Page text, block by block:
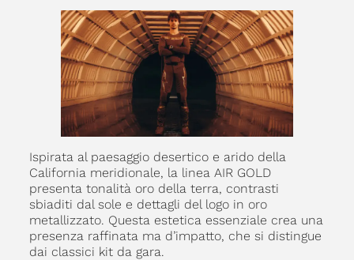
Ispirata al paesaggio desertico e arido della
California meridionale, la linea AIR GOLD
presenta tonalità oro della terra, contrasti
sbiaditi dal sole e dettagli del logo in oro
metallizzato. Questa estetica essenziale crea una
presenza raffinata ma d’impatto, che si distingue
dai classici kit da gara.